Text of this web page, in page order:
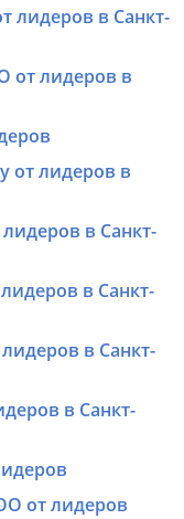
лидеров в Санкт-
от лидеров в
от лидеров в
в Санкт-
в Санкт-
в Санкт-
в Санкт-
от лидеров